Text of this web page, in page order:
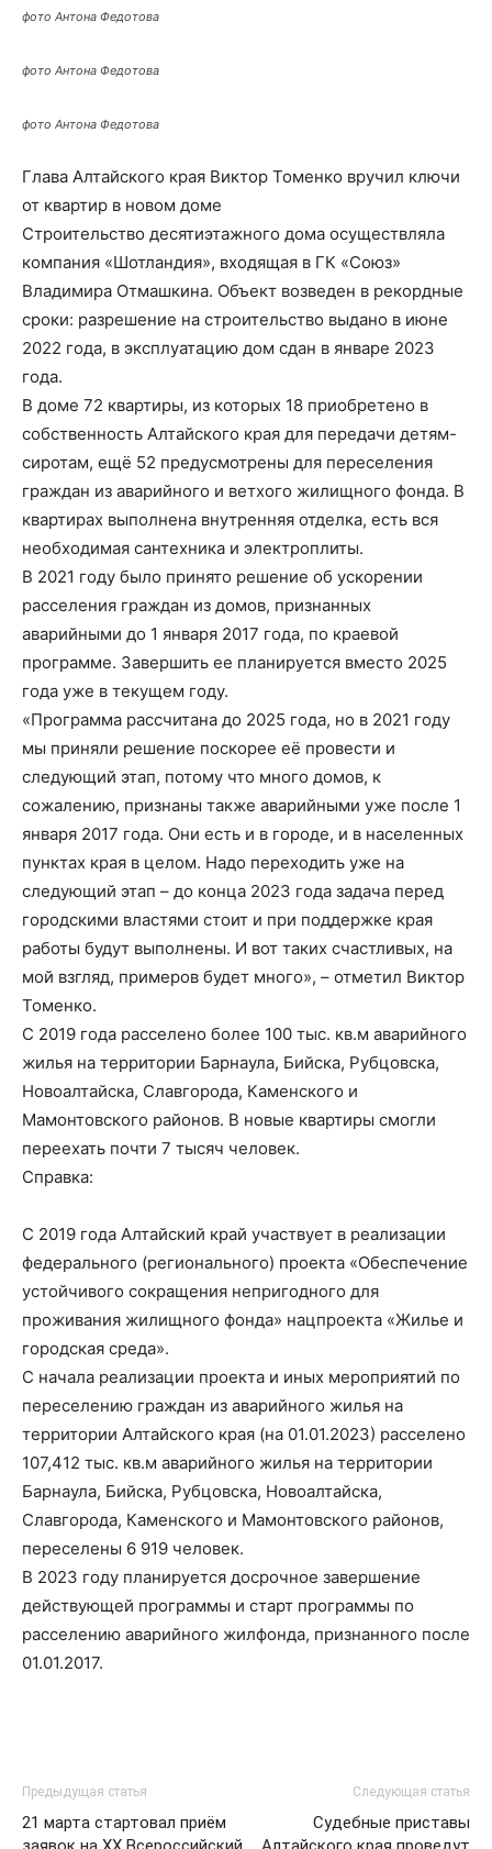
фото Антона Федотова
фото Антона Федотова
фото Антона Федотова
Глава Алтайского края Виктор Томенко вручил ключи
от квартир в новом доме
Строительство десятиэтажного дома осуществляла
компания «Шотландия», входящая в ГК «Союз»
Владимира Отмашкина. Объект возведен в рекордные
сроки: разрешение на строительство выдано в июне
2022 года, в эксплуатацию дом сдан в январе 2023
года.
В доме 72 квартиры, из которых 18 приобретено в
собственность Алтайского края для передачи детям-
сиротам, ещё 52 предусмотрены для переселения
граждан из аварийного и ветхого жилищного фонда. В
квартирах выполнена внутренняя отделка, есть вся
необходимая сантехника и электроплиты.
В 2021 году было принято решение об ускорении
расселения граждан из домов, признанных
аварийными до 1 января 2017 года, по краевой
программе. Завершить ее планируется вместо 2025
года уже в текущем году.
«Программа рассчитана до 2025 года, но в 2021 году
мы приняли решение поскорее её провести и
следующий этап, потому что много домов, к
сожалению, признаны также аварийными уже после 1
января 2017 года. Они есть и в городе, и в населенных
пунктах края в целом. Надо переходить уже на
следующий этап – до конца 2023 года задача перед
городскими властями стоит и при поддержке края
работы будут выполнены. И вот таких счастливых, на
мой взгляд, примеров будет много», – отметил Виктор
Томенко.
С 2019 года расселено более 100 тыс. кв.м аварийного
жилья на территории Барнаула, Бийска, Рубцовска,
Новоалтайска, Славгорода, Каменского и
Мамонтовского районов. В новые квартиры смогли
переехать почти 7 тысяч человек.
Справка:
С 2019 года Алтайский край участвует в реализации
федерального (регионального) проекта «Обеспечение
устойчивого сокращения непригодного для
проживания жилищного фонда» нацпроекта «Жилье и
городская среда».
С начала реализации проекта и иных мероприятий по
переселению граждан из аварийного жилья на
территории Алтайского края (на 01.01.2023) расселено
107,412 тыс. кв.м аварийного жилья на территории
Барнаула, Бийска, Рубцовска, Новоалтайска,
Славгорода, Каменского и Мамонтовского районов,
переселены 6 919 человек.
В 2023 году планируется досрочное завершение
действующей программы и старт программы по
расселению аварийного жилфонда, признанного после
01.01.2017.
Предыдущая статья
21 марта стартовал приём
Следующая статья
Судебные приставы